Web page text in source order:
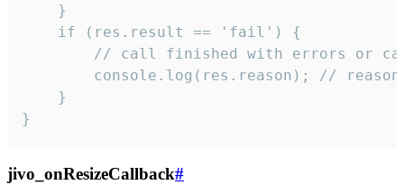
    }
    if (res.result == 'fail') {
// call finished with errors or
console.log(res.reason); //
    }
}
jivo_onResizeCallback#